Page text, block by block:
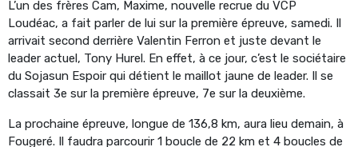
L’un des frères Cam, Maxime, nouvelle recrue du VCP
Loudéac, a fait parler de lui sur la première épreuve, samedi. Il
arrivait second derrière Valentin Ferron et juste devant le
leader actuel, Tony Hurel. En effet, à ce jour, c’est le sociétaire
du Sojasun Espoir qui détient le maillot jaune de leader. Il se
classait 3e sur la première épreuve, 7e sur la deuxième.
La prochaine épreuve, longue de 136,8 km, aura lieu demain, à
Fougeré. Il faudra parcourir 1 boucle de 22 km et 4 boucles de